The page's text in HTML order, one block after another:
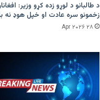
د طالبانو د لوړو زده کړو وزیر:
زخمونو سره عادت او خپل هوډ نه
۲۸ Apr ۲۰۲۶